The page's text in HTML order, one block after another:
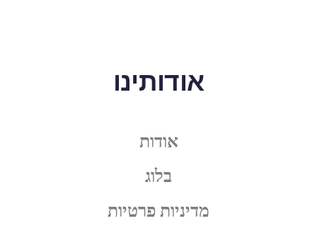
אודותינו
אודות
בלוג
מדיניות פרטיות